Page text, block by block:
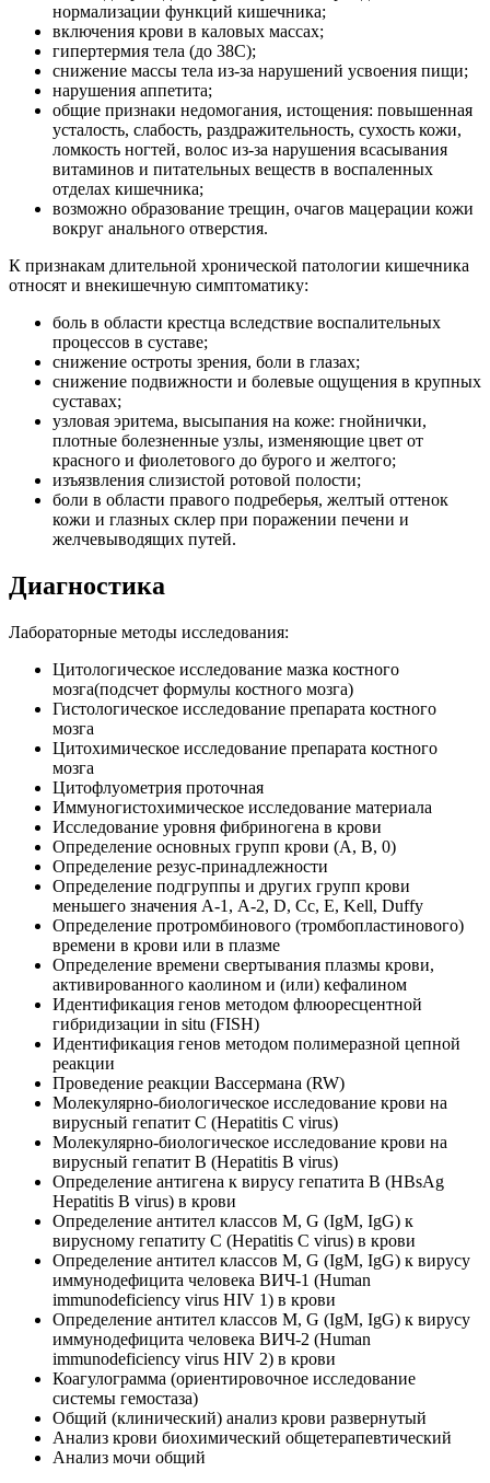
нормализации функций кишечника;
включения крови в каловых массах;
гипертермия тела (до 38С);
снижение массы тела из-за нарушений усвоения пищи;
нарушения аппетита;
общие признаки недомогания, истощения: повышенная
усталость, слабость, раздражительность, сухость кожи,
ломкость ногтей, волос из-за нарушения всасывания
витаминов и питательных веществ в воспаленных
отделах кишечника;
возможно образование трещин, очагов мацерации кожи
вокруг анального отверстия.
К признакам длительной хронической патологии кишечника
относят и внекишечную симптоматику:
боль в области крестца вследствие воспалительных
процессов в суставе;
снижение остроты зрения, боли в глазах;
снижение подвижности и болевые ощущения в крупных
суставах;
узловая эритема, высыпания на коже: гнойнички,
плотные болезненные узлы, изменяющие цвет от
красного и фиолетового до бурого и желтого;
изъязвления слизистой ротовой полости;
боли в области правого подреберья, желтый оттенок
кожи и глазных склер при поражении печени и
желчевыводящих путей.
Диагностика
Лабораторные методы исследования:
Цитологическое исследование мазка костного
мозга(подсчет формулы костного мозга)
Гистологическое исследование препарата костного
мозга
Цитохимическое исследование препарата костного
мозга
Цитофлуометрия проточная
Иммуногистохимическое исследование материала
Исследование уровня фибриногена в крови
Определение основных групп крови (А, В, 0)
Определение резус-принадлежности
Определение подгруппы и других групп крови
меньшего значения А-1, А-2, D, Сс, Е, Kell, Duffy
Определение протромбинового (тромбопластинового)
времени в крови или в плазме
Определение времени свертывания плазмы крови,
активированного каолином и (или) кефалином
Идентификация генов методом флюоресцентной
гибридизации in situ (FISH)
Идентификация генов методом полимеразной цепной
реакции
Проведение реакции Вассермана (RW)
Молекулярно-биологическое исследование крови на
вирусный гепатит С (Hepatitis С virus)
Молекулярно-биологическое исследование крови на
вирусный гепатит В (Hepatitis В virus)
Определение антигена к вирусу гепатита В (HBsAg
Hepatitis В virus) в крови
Определение антител классов М, G (IgM, IgG) к
вирусному гепатиту С (Hepatitis С virus) в крови
Определение антител классов М, G (IgM, IgG) к вирусу
иммунодефицита человека ВИЧ-1 (Human
immunodeficiency virus HIV 1) в крови
Определение антител классов М, G (IgM, IgG) к вирусу
иммунодефицита человека ВИЧ-2 (Human
immunodeficiency virus HIV 2) в крови
Коагулограмма (ориентировочное исследование
системы гемостаза)
Общий (клинический) анализ крови развернутый
Анализ крови биохимический общетерапевтический
Анализ мочи общий